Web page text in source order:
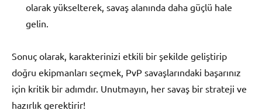
olarak yükselterek, savaş alanında daha güçlü hale
gelin.
Sonuç olarak, karakterinizi etkili bir şekilde geliştirip
doğru ekipmanları seçmek, PvP savaşlarındaki başarınız
için kritik bir adımdır. Unutmayın, her savaş bir strateji ve
hazırlık gerektirir!